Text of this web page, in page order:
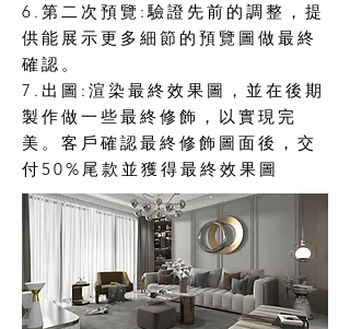
6.第二次預覽:驗證先前的調整，提
供能展示更多細節的預覽圖做最終
確認。
7.出圖:渲染最終效果圖，並在後期
製作做一些最終修飾，以實現完
美。客戶確認最終修飾圖面後，交
付50%尾款並獲得最終效果圖